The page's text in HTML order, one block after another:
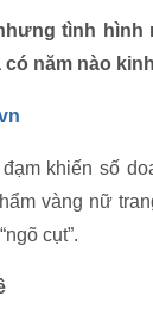
tình hình
năm nào
khiến số
vàng nữ
cụt”.